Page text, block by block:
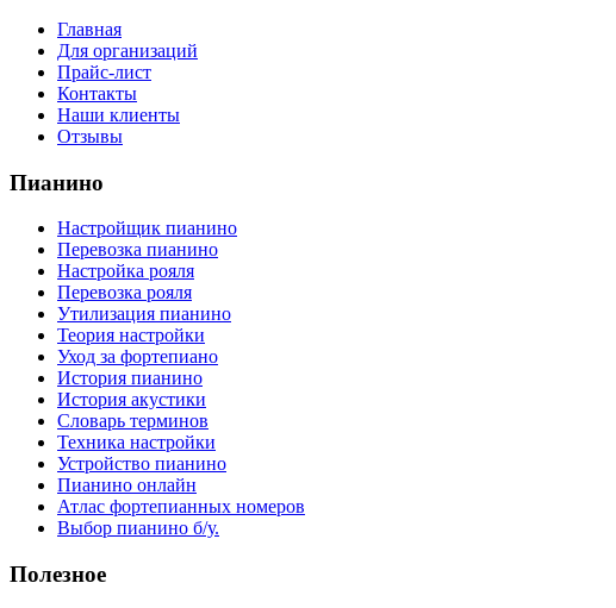
Главная
Для организаций
Прайс-лист
Контакты
Наши клиенты
Отзывы
Пианино
Настройщик пианино
Перевозка пианино
Настройка рояля
Перевозка рояля
Утилизация пианино
Теория настройки
Уход за фортепиано
История пианино
История акустики
Словарь терминов
Техника настройки
Устройство пианино
Пианино онлайн
Атлас фортепианных номеров
Выбор пианино б/у.
Полезное